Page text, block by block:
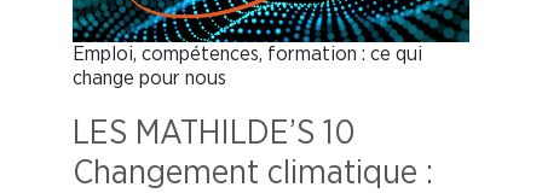
Emploi, compétences, formation : ce qui
change pour nous
LES MATHILDE’S 10
Changement climatique :